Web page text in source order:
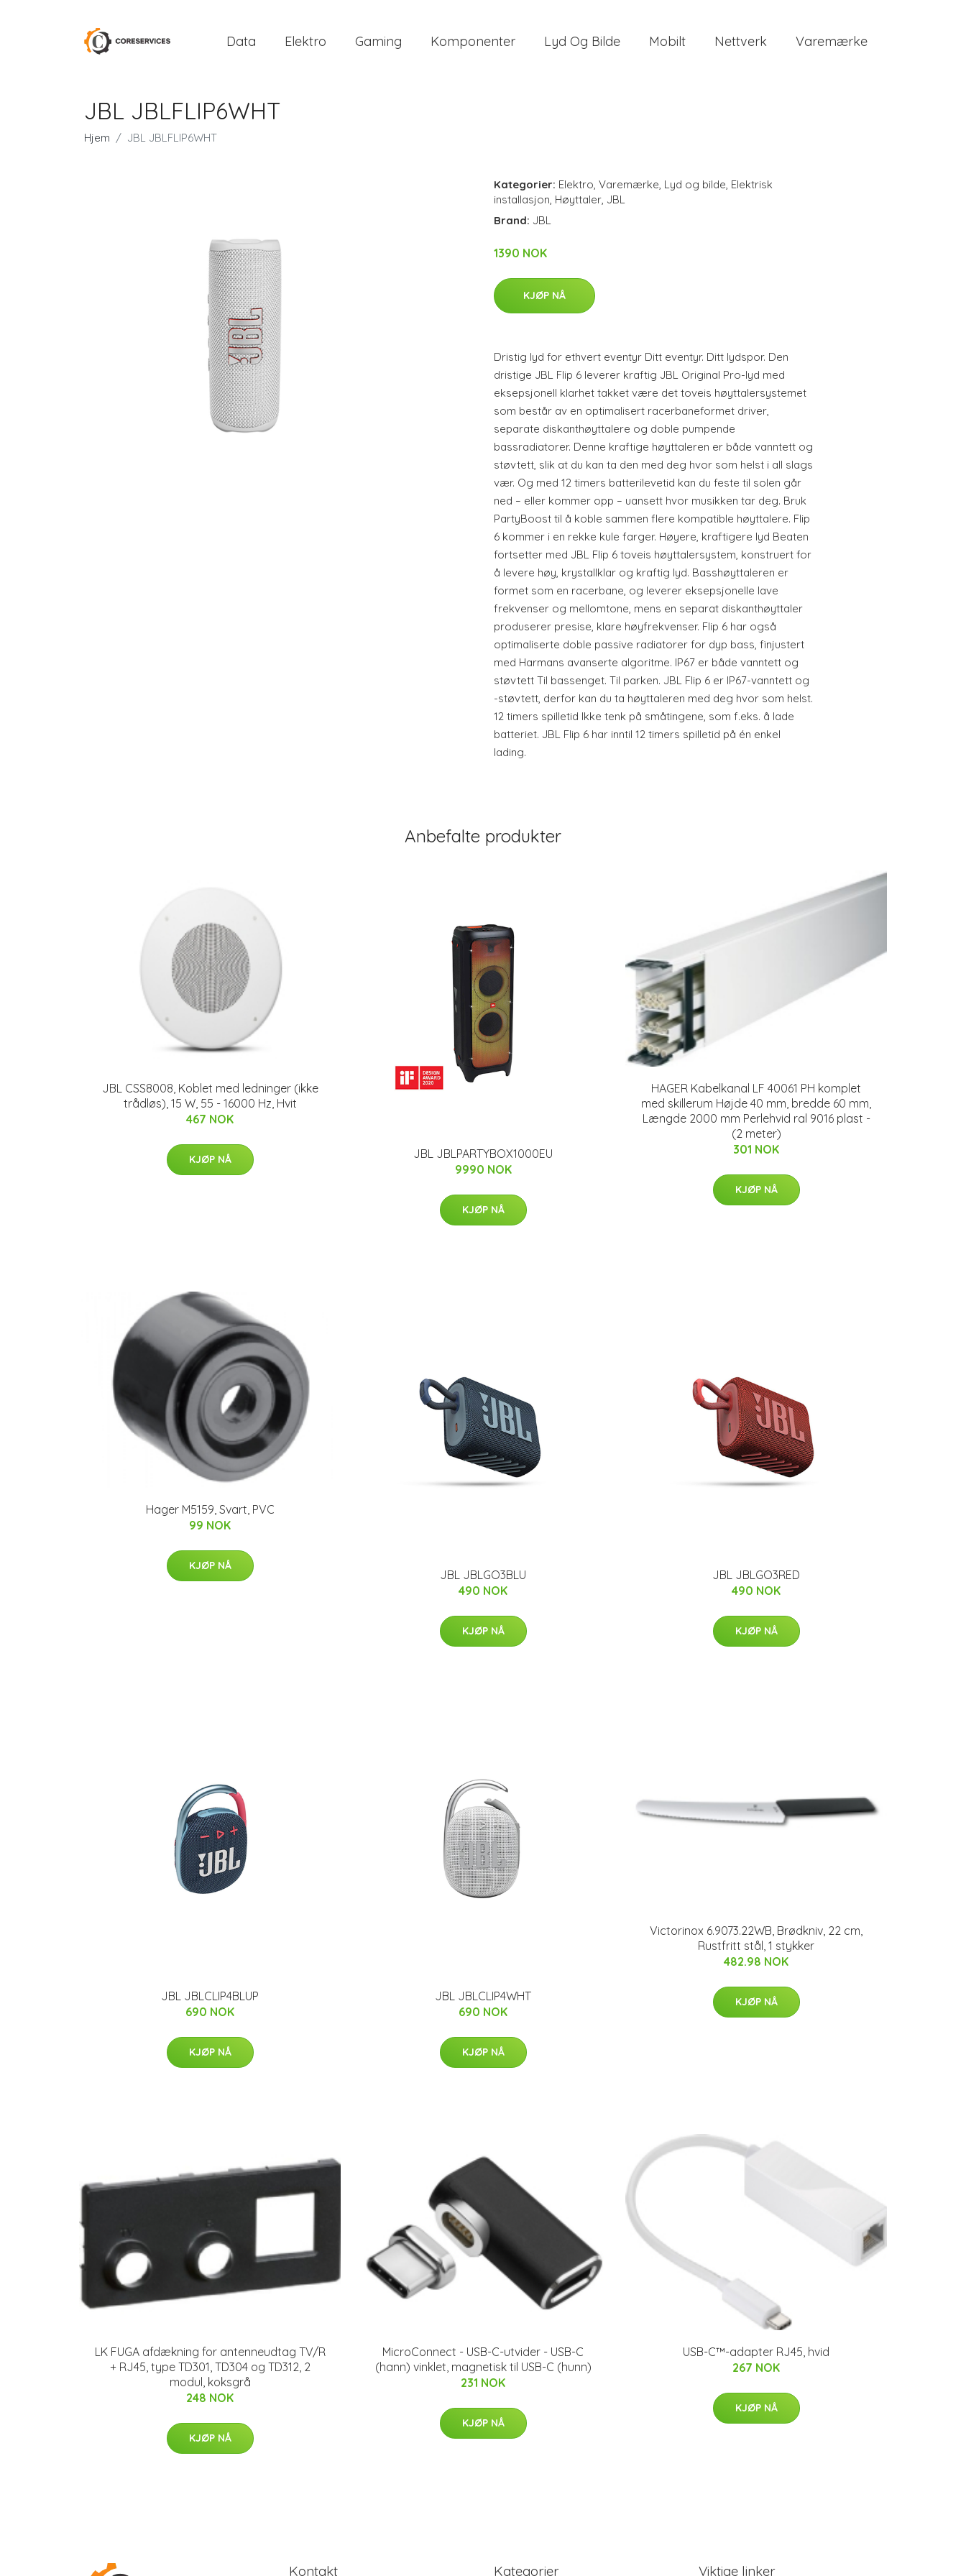
Data Elektro Gaming Komponenter Lyd Og Bilde Mobilt Nettverk Varemærke
JBL JBLFLIP6WHT
Hjem JBL JBLFLIP6WHT
Kategorier: Elektro, Varemærke, Lyd og bilde, Elektrisk
installasjon, Høyttaler, JBL
Brand: JBL
1390 NOK
KJØP NÅ
Dristig lyd for ethvert eventyr Ditt eventyr. Ditt lydspor. Den
dristige JBL Flip 6 leverer kraftig JBL Original Pro-lyd med
eksepsjonell klarhet takket være det toveis høyttalersystemet
som består av en optimalisert racerbaneformet driver,
separate diskanthøyttalere og doble pumpende
bassradiatorer. Denne kraftige høyttaleren er både vanntett og
støvtett, slik at du kan ta den med deg hvor som helst i all slags
vær. Og med 12 timers batterilevetid kan du feste til solen går
ned – eller kommer opp – uansett hvor musikken tar deg. Bruk
PartyBoost til å koble sammen flere kompatible høyttalere. Flip
6 kommer i en rekke kule farger. Høyere, kraftigere lyd Beaten
fortsetter med JBL Flip 6 toveis høyttalersystem, konstruert for
å levere høy, krystallklar og kraftig lyd. Basshøyttaleren er
formet som en racerbane, og leverer eksepsjonelle lave
frekvenser og mellomtone, mens en separat diskanthøyttaler
produserer presise, klare høyfrekvenser. Flip 6 har også
optimaliserte doble passive radiatorer for dyp bass, finjustert
med Harmans avanserte algoritme. IP67 er både vanntett og
støvtett Til bassenget. Til parken. JBL Flip 6 er IP67-vanntett og
-støvtett, derfor kan du ta høyttaleren med deg hvor som helst.
12 timers spilletid Ikke tenk på småtingene, som f.eks. å lade
batteriet. JBL Flip 6 har inntil 12 timers spilletid på én enkel
lading.
Anbefalte produkter
JBL CSS8008, Koblet med ledninger (ikke
trådløs), 15 W, 55 - 16000 Hz, Hvit
467 NOK
KJØP NÅ
JBL JBLPARTYBOX1000EU
9990 NOK
KJØP NÅ
HAGER Kabelkanal LF 40061 PH komplet
med skillerum Højde 40 mm, bredde 60 mm,
Længde 2000 mm Perlehvid ral 9016 plast -
(2 meter)
301 NOK
KJØP NÅ
Hager M5159, Svart, PVC
99 NOK
KJØP NÅ
JBL JBLGO3BLU
490 NOK
KJØP NÅ
JBL JBLGO3RED
490 NOK
KJØP NÅ
JBL JBLCLIP4BLUP
690 NOK
KJØP NÅ
JBL JBLCLIP4WHT
690 NOK
KJØP NÅ
Victorinox 6.9073.22WB, Brødkniv, 22 cm,
Rustfritt stål, 1 stykker
482.98 NOK
KJØP NÅ
LK FUGA afdækning for antenneudtag TV/R
+ RJ45, type TD301, TD304 og TD312, 2
modul, koksgrå
248 NOK
KJØP NÅ
MicroConnect - USB-C-utvider - USB-C
(hann) vinklet, magnetisk til USB-C (hunn)
231 NOK
KJØP NÅ
USB-C™-adapter RJ45, hvid
267 NOK
KJØP NÅ
Kontakt Kategorier Viktige linker